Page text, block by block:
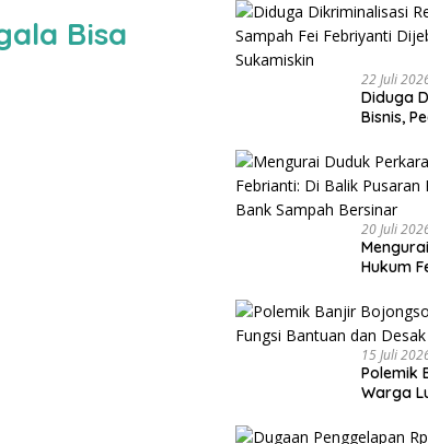
Bisa
22 Juli
Diduga
Bisnis,
20 Juli
Hukum
Bank
15 Juli
Polemik
Warga
Jangka